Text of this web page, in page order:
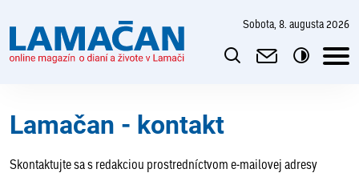
sobota, 8. augusta 2026
Lamačan - kontakt
Skontaktujte sa s redakciou prostredníctvom e-mailovej adresy